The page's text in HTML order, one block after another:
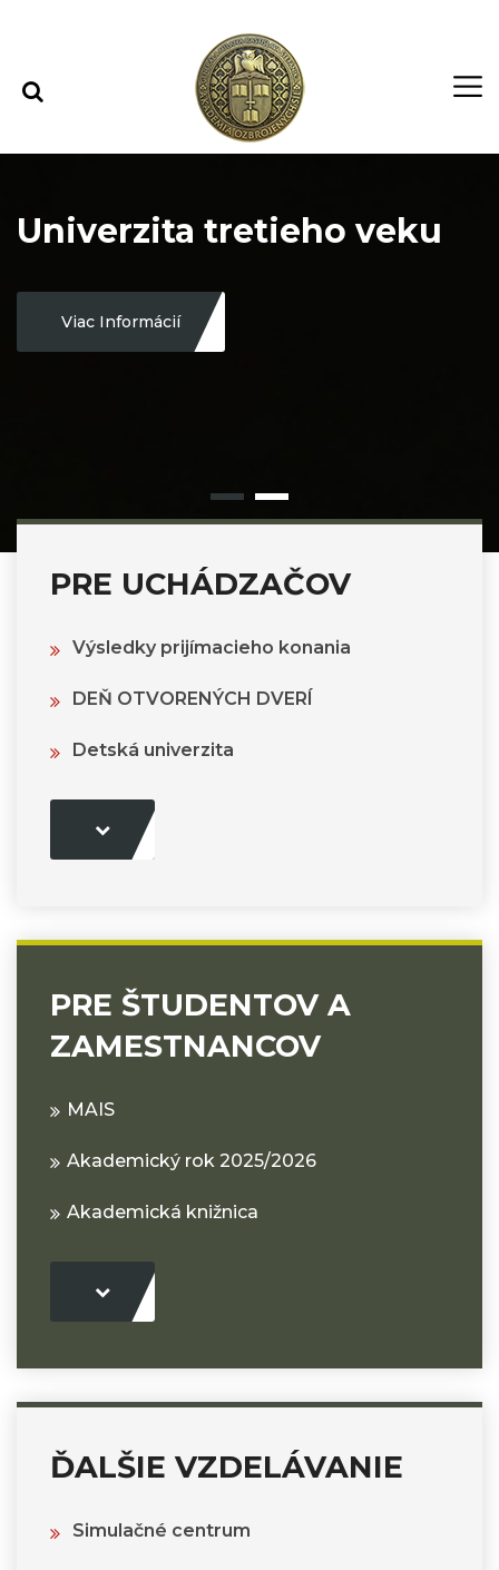
Univerzita tretieho veku
Viac Informácií
PRE UCHÁDZAČOV
Výsledky prijímacieho konania
DEŇ OTVORENÝCH DVERÍ
Detská univerzita
PRE ŠTUDENTOV A
ZAMESTNANCOV
MAIS
Akademický rok 2025/2026
Akademická knižnica
ĎALŠIE VZDELÁVANIE
Simulačné centrum